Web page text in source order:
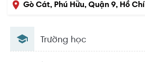
Gò Cát, Phú Hữu, Quận 9, Hồ Chí
Trường học